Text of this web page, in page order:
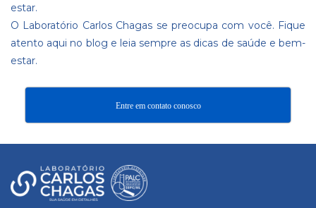
estar.
O Laboratório Carlos Chagas se preocupa com você. Fique
atento aqui no blog e leia sempre as dicas de saúde e bem-
estar.
Entre em contato conosco